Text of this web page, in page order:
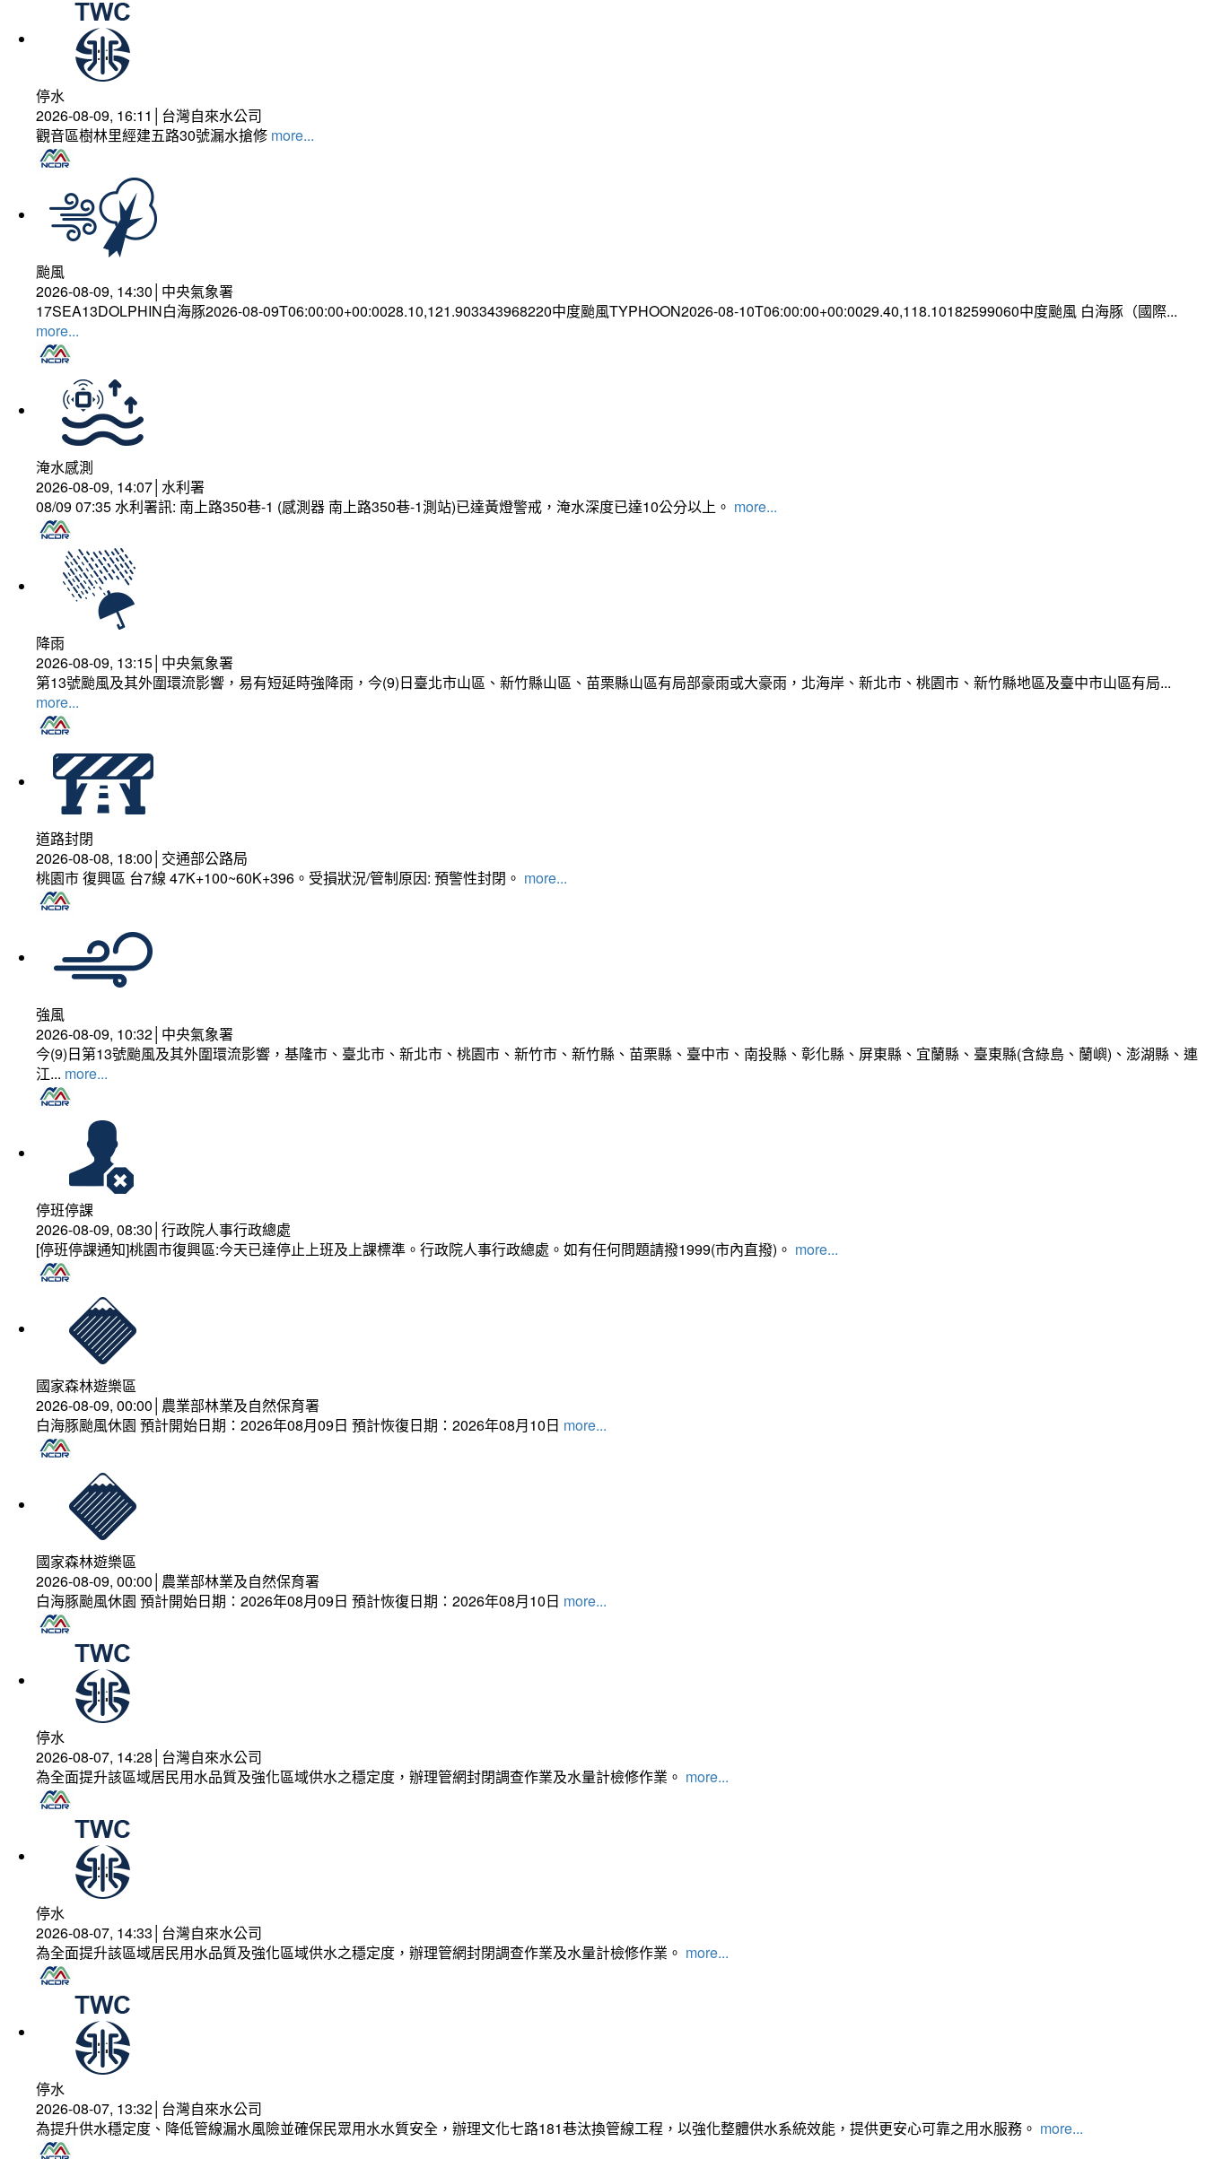
停水
2026-08-09, 16:11│台灣自來水公司
觀音區樹林里經建五路30號漏水搶修 more...
颱風
2026-08-09, 14:30│中央氣象署
17SEA13DOLPHIN白海豚2026-08-09T06:00:00+00:0028.10,121.903343968220中度颱風TYPHOON2026-08-10T06:00:00+00:0029.40,118.10182599060中度颱風 白海豚（國際...
more...
淹水感測
2026-08-09, 14:07│水利署
08/09 07:35 水利署訊: 南上路350巷-1 (感測器 南上路350巷-1測站)已達黃燈警戒，淹水深度已達10公分以上。​​​ more...
降雨
2026-08-09, 13:15│中央氣象署
第13號颱風及其外圍環流影響，易有短延時強降雨，今(9)日臺北市山區、新竹縣山區、苗栗縣山區有局部豪雨或大豪雨，北海岸、新北市、桃園市、新竹縣地區及臺中市山區有局...
more...
道路封閉
2026-08-08, 18:00│交通部公路局
桃園市 復興區 台7線 47K+100~60K+396。受損狀況/管制原因: 預警性封閉。 more...
強風
2026-08-09, 10:32│中央氣象署
今(9)日第13號颱風及其外圍環流影響，基隆市、臺北市、新北市、桃園市、新竹市、新竹縣、苗栗縣、臺中市、南投縣、彰化縣、屏東縣、宜蘭縣、臺東縣(含綠島、蘭嶼)、澎湖縣、連
江... more...
停班停課
2026-08-09, 08:30│行政院人事行政總處
[停班停課通知]桃園市復興區:今天已達停止上班及上課標準。行政院人事行政總處。如有任何問題請撥1999(市內直撥)。 more...
國家森林遊樂區
2026-08-09, 00:00│農業部林業及自然保育署
白海豚颱風休園 預計開始日期：2026年08月09日 預計恢復日期：2026年08月10日 more...
國家森林遊樂區
2026-08-09, 00:00│農業部林業及自然保育署
白海豚颱風休園 預計開始日期：2026年08月09日 預計恢復日期：2026年08月10日 more...
停水
2026-08-07, 14:28│台灣自來水公司
為全面提升該區域居民用水品質及強化區域供水之穩定度，辦理管網封閉調查作業及水量計檢修作業。 more...
停水
2026-08-07, 14:33│台灣自來水公司
為全面提升該區域居民用水品質及強化區域供水之穩定度，辦理管網封閉調查作業及水量計檢修作業。 more...
停水
2026-08-07, 13:32│台灣自來水公司
為提升供水穩定度、降低管線漏水風險並確保民眾用水水質安全，辦理文化七路181巷汰換管線工程，以強化整體供水系統效能，提供更安心可靠之用水服務。 more...